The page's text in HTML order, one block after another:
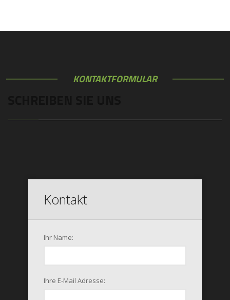
KONTAKTFORMULAR
Kontakt
Ihr Name:
Ihre E-Mail Adresse: